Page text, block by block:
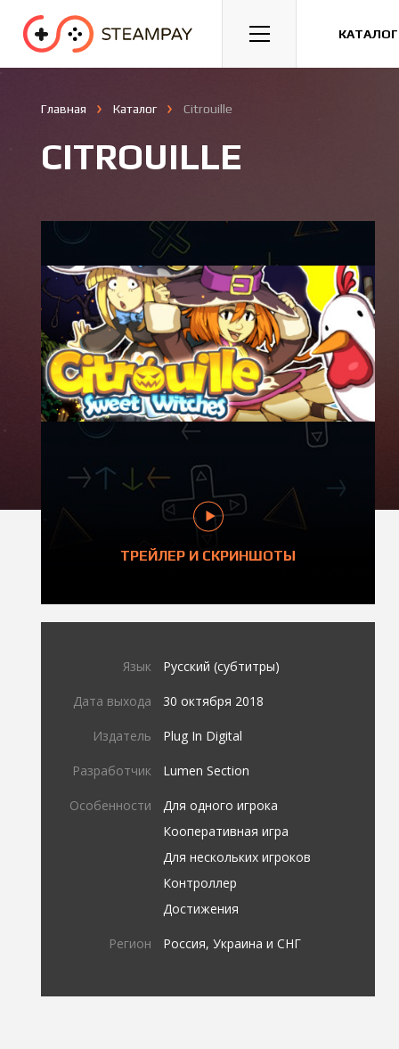
Спорт Гонки Казуальные
Главная Каталог Citrouille
CITROUILLE
ТРЕЙЛЕР И СКРИНШОТЫ
Язык Русский (субтитры)
Дата выхода 30 октября 2018
Издатель Plug In Digital
Разработчик Lumen Section
Особенности
Для одного игрока
Кооперативная игра
Для нескольких игроков
Контроллер
Достижения
Регион Россия, Украина и СНГ